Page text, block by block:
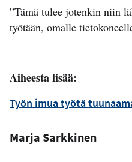
”Tämä tulee jotenkin niin
työtään, omalle
Aiheesta lisää:
Työn imua työtä
Marja Sarkkinen